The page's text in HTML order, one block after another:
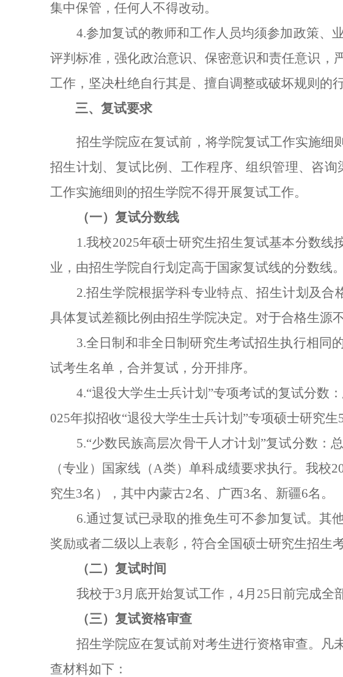
集中保管，任何人不得改动。
4.参加复试的教师和工作人员均须参加政策、
评判标准，强化政治意识、保密意识和责任意识，
工作，坚决杜绝自行其是、擅自调整或破坏规则的行
三、复试要求
招生学院应在复试前，将学院复试工作实施细
招生计划、复试比例、工作程序、组织管理、咨
工作实施细则的招生学院不得开展复试工作。
（一）复试分数线
1.我校2025年硕士研究生招生复试基本分数
业，由招生学院自行划定高于国家复试线的分数线
2.招生学院根据学科专业特点、招生计划及合
具体复试差额比例由招生学院决定。对于合格生源
3.全日制和非全日制研究生考试招生执行相同
试考生名单，合并复试，分开排序。
4.“退役大学生士兵计划”专项考试的复试分数
025年拟招收“退役大学生士兵计划”专项硕士研究生5
5.“少数民族高层次骨干人才计划”复试分数：
（专业）国家线（A类）单科成绩要求执行。我校
究生3名），其中内蒙古2名、广西3名、新疆6名。
6.通过复试已录取的推免生可不参加复试。其
奖励或者二级以上表彰，符合全国硕士研究生招生
（二）复试时间
我校于3月 底开始复试工作，4月25日前完成全
（三）复试资格审查
招生学院应在复试前对考生进行资格审查。凡
查材料如下：